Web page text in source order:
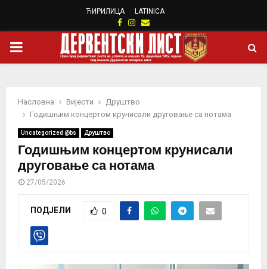
ЋИРИЛИЦА LATINICA
Facebook
Instagram
Email
PRIMARY
Насловна Вијести
Друштво
Годишњим концертом крунисали друговање са нотама
Uncategorized @bs Друштво
Годишњим концертом крунисали
друговање са нотама
27/05/2026
ПОДЈЕЛИ 0